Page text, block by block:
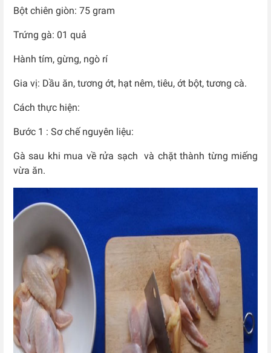
Bột chiên giòn: 75 gram
Trứng gà: 01 quả
Hành tím, gừng, ngò rí
Gia vị: Dầu ăn, tương ớt, hạt nêm, tiêu, ớt bột, tương cà.
Cách thực hiện:
Bước 1 : Sơ chế nguyên liệu:
Gà sau khi mua về rửa sạch và chặt thành từng miếng
vừa ăn.